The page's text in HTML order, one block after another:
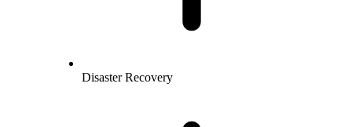
Disaster Recovery